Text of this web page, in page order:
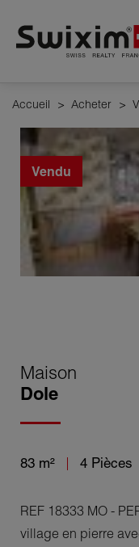
Accueil > Acheter >
Vendu
Maison
Dole
83 m² 4 Pièces
REF 18333 MO -
village en pierre